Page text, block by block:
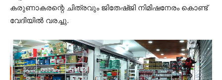
കരുണാകരന്റെ ചിത്രവും ജിതേഷ്‌ജി നിമിഷനേരം കൊണ്ട്
വേദിയിൽ വരച്ചു.